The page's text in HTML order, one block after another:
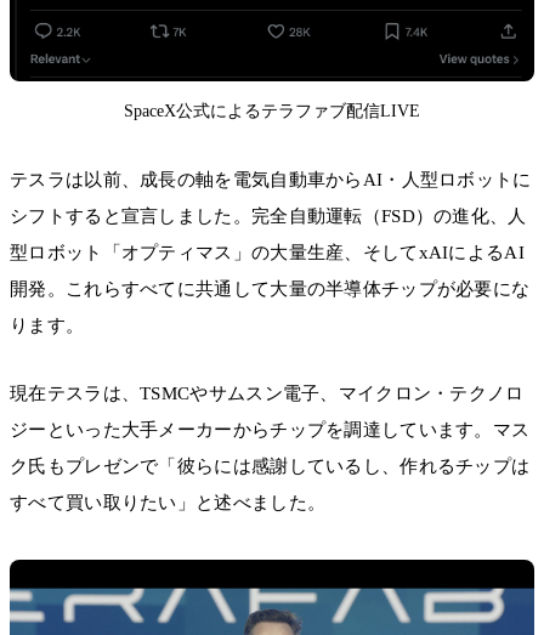
SpaceX公式によるテラファブ配信LIVE
テスラは以前、成長の軸を電気自動車からAI・人型ロボットに
シフトすると宣言しました。完全自動運転（FSD）の進化、人
型ロボット「オプティマス」の大量生産、そしてxAIによるAI
開発。これらすべてに共通して大量の半導体チップが必要にな
ります。
現在テスラは、TSMCやサムスン電子、マイクロン・テクノロ
ジーといった大手メーカーからチップを調達しています。マス
ク氏もプレゼンで「彼らには感謝しているし、作れるチップは
すべて買い取りたい」と述べました。